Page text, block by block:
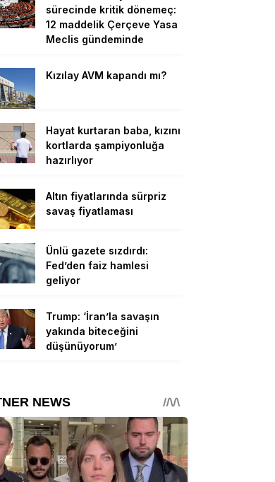
sürecinde kritik dönemeç:
12 maddelik Çerçeve Yasa
Meclis gündeminde
Kızılay AVM kapandı mı?
Hayat kurtaran baba, kızını
kortlarda şampiyonluğa
hazırlıyor
Altın fiyatlarında sürpriz
savaş fiyatlaması
Ünlü gazete sızdırdı:
Fed’den faiz hamlesi
geliyor
Trump: ‘İran’la savaşın
yakında biteceğini
düşünüyorum’